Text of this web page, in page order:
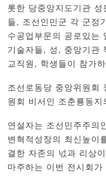
롯한 당중앙지도기관
들, 조선인민군 각 군정
수공업부문의 공로있는
기술자들, 성, 중앙기관
교직원, 학생들이 참가
조선로동당 중앙위원회
원회 비서인 조춘룡동
연설자는 조선민주주의
변혁적성장의 최신높이
결한 자존의 넋과 리상
마주하는 이번 전시회